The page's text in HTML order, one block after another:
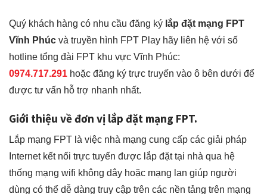
Quý khách hàng có nhu cầu đăng ký lắp đặt mạng FPT
Vĩnh Phúc và truyền hình FPT Play hãy liên hệ với số
hotline tổng đài FPT khu vực Vĩnh Phúc:
0974.717.291 hoặc đăng ký trực truyến vào ô bên dưới để
được tư vấn hỗ trợ nhanh nhất.
Giới thiệu về đơn vị lắp đặt mạng FPT.
Lắp mạng FPT là việc nhà mạng cung cấp các giải pháp
Internet kết nối trực tuyến được lắp đặt tại nhà qua hệ
thống mạng wifi không dây hoặc mạng lan giúp người
dùng có thể dễ dàng truy cập trên các nền tảng trên mạng